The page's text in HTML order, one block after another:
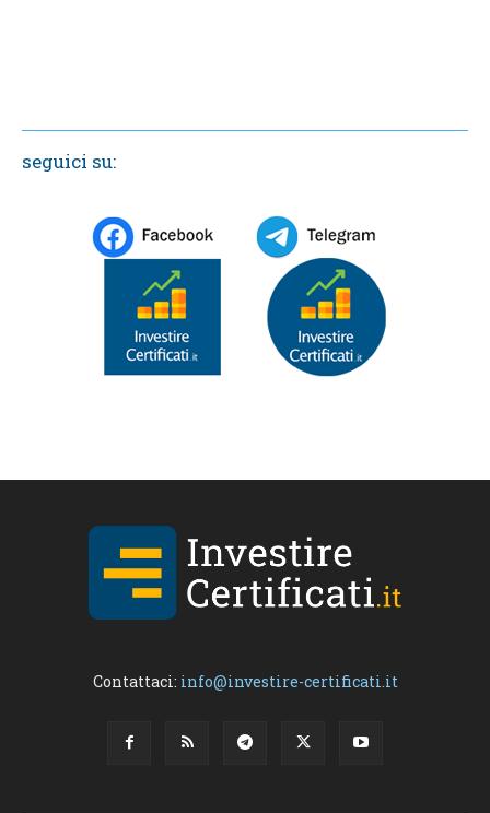
seguici su:
Contattaci: info@investire-certificati.it